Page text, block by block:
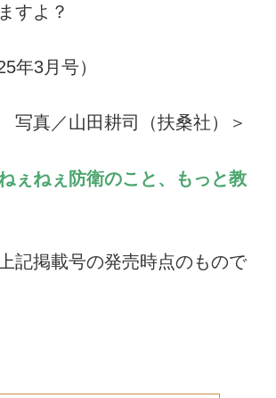
すよ？
年3月号）
写真／山田耕司（扶桑社）＞
ぇねぇ防衛のこと、もっと教
記掲載号の発売時点のもので